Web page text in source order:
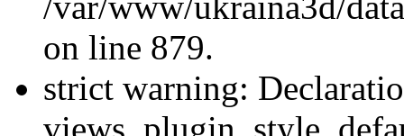
on line 879.
strict warning: